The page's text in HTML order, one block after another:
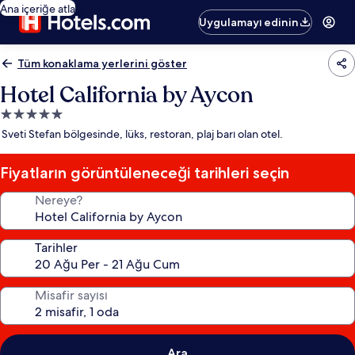
Ana içeriğe atla
Uygulamayı edinin
Tüm konaklama yerlerini göster
Hotel California by Aycon
5.0
yıldızlı
yeri
Sveti Stefan bölgesinde, lüks, restoran, plaj barı olan otel.
Fiyatların görüntüleneceği tarihleri seçin
Nereye?
Tarihler
Misafir sayısı